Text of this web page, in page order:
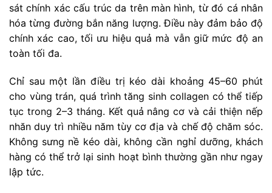
sát chính xác cấu trúc da trên màn hình, từ đó cá nhân
hóa từng đường bắn năng lượng. Điều này đảm bảo độ
chính xác cao, tối ưu hiệu quả mà vẫn giữ mức độ an
toàn tối đa.
Chỉ sau một lần điều trị kéo dài khoảng 45–60 phút
cho vùng trán, quá trình tăng sinh collagen có thể tiếp
tục trong 2–3 tháng. Kết quả nâng cơ và cải thiện nếp
nhăn duy trì nhiều năm tùy cơ địa và chế độ chăm sóc.
Không sưng nề kéo dài, không cần nghỉ dưỡng, khách
hàng có thể trở lại sinh hoạt bình thường gần như ngay
lập tức.